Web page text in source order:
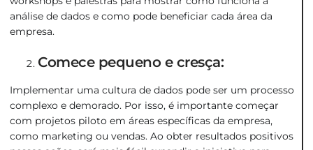
análise de dados e como pode beneficiar cada área da
empresa.
Comece pequeno e cresça:
Implementar uma cultura de dados pode ser um processo
complexo e demorado. Por isso, é importante começar
com projetos piloto em áreas específicas da empresa,
como marketing ou vendas. Ao obter resultados positivos